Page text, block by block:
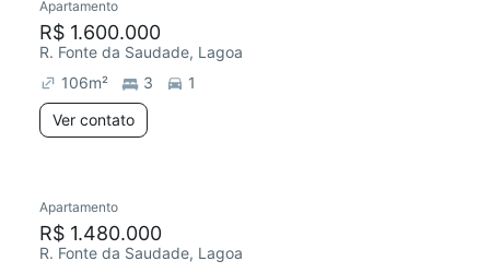
Apartamento
R$ 1.600.000
R. Fonte da Saudade, Lagoa
106m² 3
1
Ver contato
Apartamento
R$ 1.480.000
R. Fonte da Saudade, Lagoa